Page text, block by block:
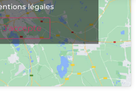
légales
J’accepte